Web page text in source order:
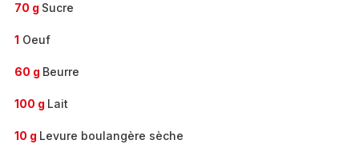
70 g Sucre
1 Oeuf
60 g Beurre
100 g Lait
10 g Levure boulangère sèche